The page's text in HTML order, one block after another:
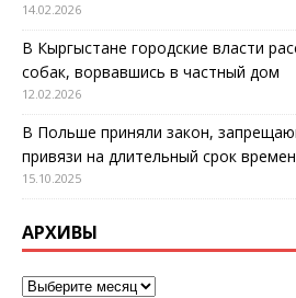
14.02.2026
В Кыргыстане городские власти
собак, ворвавшись в частный дом
12.02.2026
В Польше приняли закон,
привязи на длительный срок
15.10.2025
АРХИВЫ